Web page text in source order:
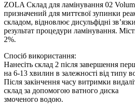
ZOLA Склад для ламінування 02
призначений для миттєвої зупинки
складом, відновлює дисульфідні
результат процедури ламінування.
2%.
Спосіб використання:
Нанесіть склад 2 після завершення
на 6-13 хвилин в залежності від типу
Після закінчення часу витримки
склад за допомогою ватного диска
змоченого водою.